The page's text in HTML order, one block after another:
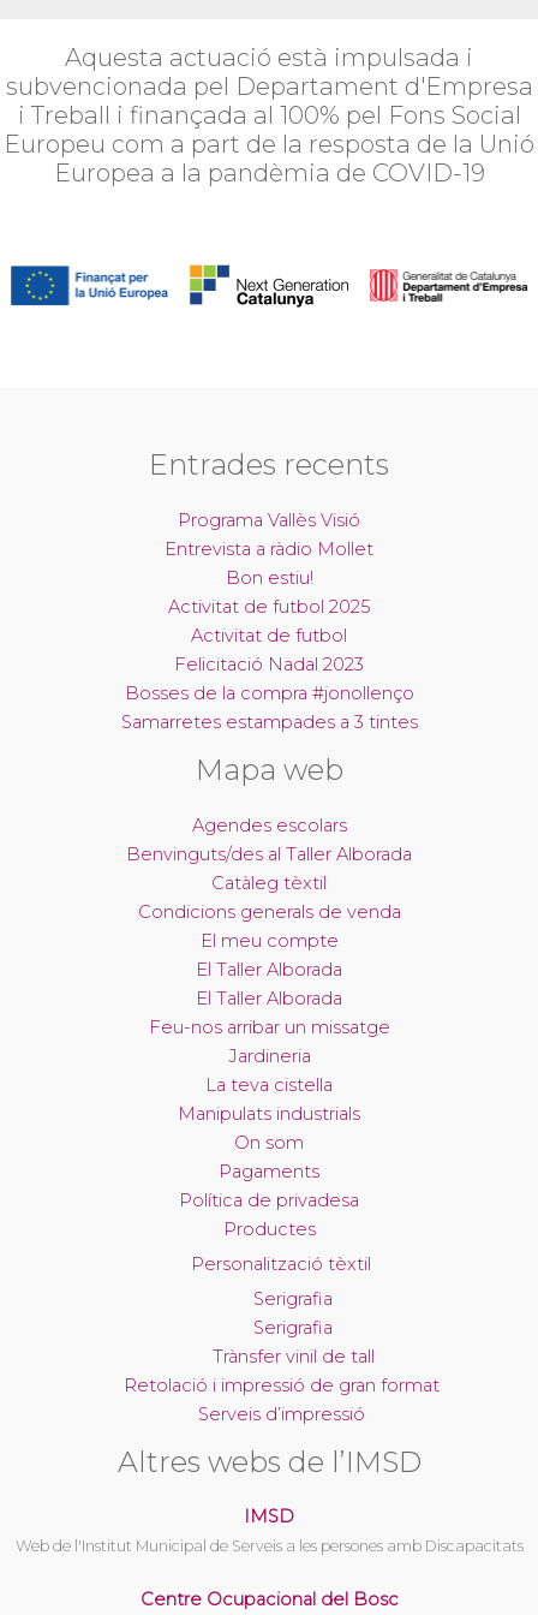
Aquesta actuació està impulsada i
subvencionada pel Departament d'Empresa
i Treball i finançada al 100% pel Fons Social
Europeu com a part de la resposta de la Unió
Europea a la pandèmia de COVID-19
Entrades recents
Programa Vallès Visió
Entrevista a ràdio Mollet
Bon estiu!
Activitat de futbol 2025
Activitat de futbol
Felicitació Nadal 2023
Bosses de la compra #jonollenço
Samarretes estampades a 3 tintes
Mapa web
Agendes escolars
Benvinguts/des al Taller Alborada
Catàleg tèxtil
Condicions generals de venda
El meu compte
El Taller Alborada
El Taller Alborada
Feu-nos arribar un missatge
Jardineria
La teva cistella
Manipulats industrials
On som
Pagaments
Política de privadesa
Productes
Personalització tèxtil
Serigrafia
Serigrafia
Trànsfer vinil de tall
Retolació i impressió de gran format
Serveis d’impressió
Altres webs de l’IMSD
IMSD
Web de l'Institut Municipal de Serveis a les persones amb Discapacitats
Centre Ocupacional del Bosc